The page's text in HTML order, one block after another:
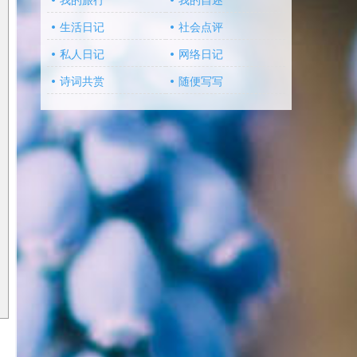
生活日记 社会点评
私人日记 网络日记
诗词共赏 随便写写